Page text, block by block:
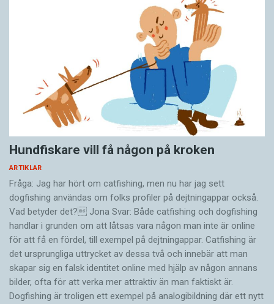
Hundfiskare vill få någon på kroken
ARTIKLAR
Fråga: Jag har hört om catfishing, men nu har jag sett
dogfishing användas om folks profiler på dejtningappar också.
Vad betyder det? Jona Svar: Både catfishing och dogfishing
handlar i grunden om att låtsas vara någon man inte är online
för att få en fördel, till exempel på dejtningappar. Catfishing är
det ursprungliga uttrycket av dessa två och innebär att man
skapar sig en falsk identitet online med hjälp av någon annans
bilder, ofta för att verka mer attraktiv än man faktiskt är.
Dogfishing är troligen ett exempel på analogibildning där ett nytt